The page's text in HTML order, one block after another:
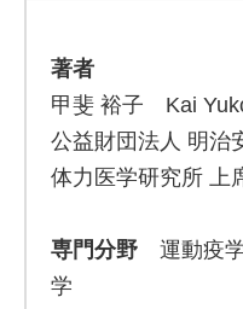
著者
甲斐 裕子 Kai
公益財団法人 明治
体力医学研究所 上
専門分野 運動疫
学